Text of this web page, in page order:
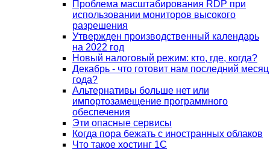
Проблема масштабирования RDP при
использовании мониторов высокого
разрешения
Утвержден производственный календарь
на 2022 год
Новый налоговый режим: кто, где, когда?
Декабрь - что готовит нам последний месяц
года?
Альтернативы больше нет или
импортозамещение программного
обеспечения
Эти опасные сервисы
Когда пора бежать с иностранных облаков
Что такое хостинг 1С